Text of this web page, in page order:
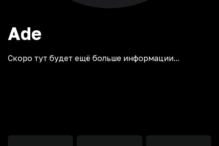
Ade
Скоро тут будет ещё больше информации...